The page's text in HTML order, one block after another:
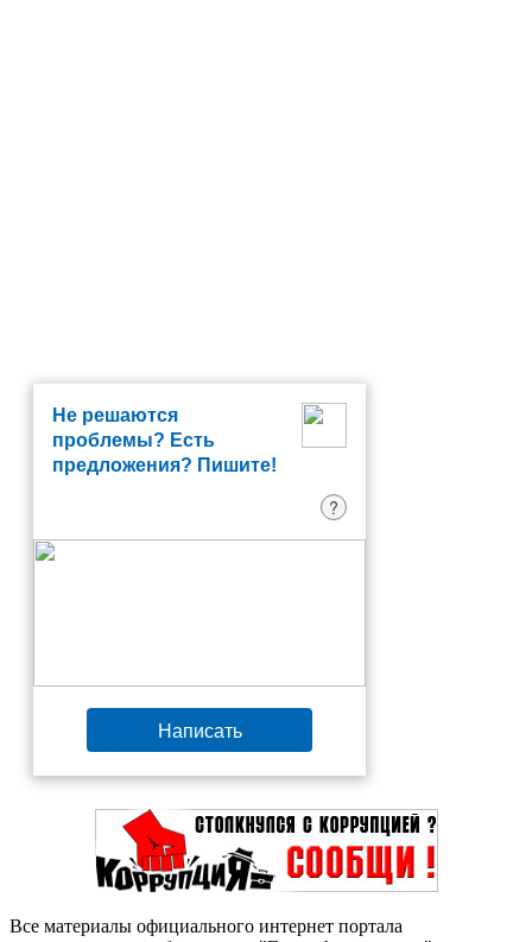
Не решаются
проблемы? Есть
предложения? Пишите!
?
Написать
Все материалы официального интернет портала